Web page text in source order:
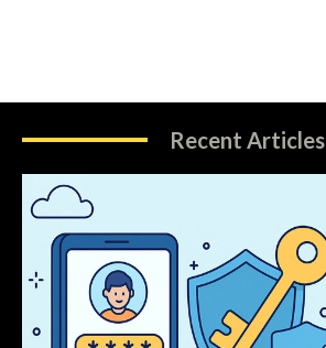
Recent Articles